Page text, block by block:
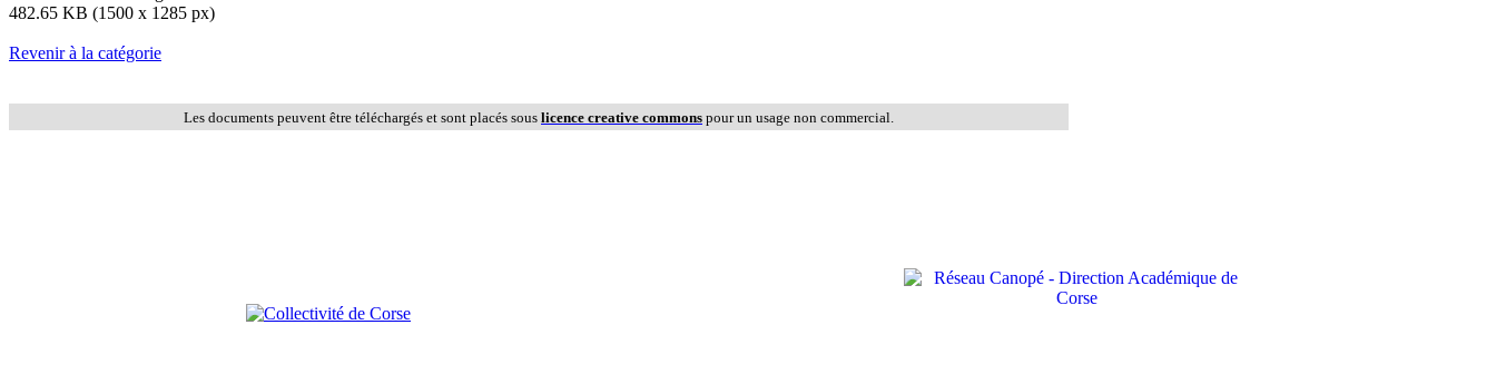
482.65 KB (1500 x 1285 px)
Revenir à la catégorie
Les documents peuvent être téléchargés et sont placés sous licence creative commons pour un usage non commercial.